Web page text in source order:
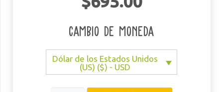
Cambio de moneda
Dólar de los Estados Unidos
(US) ($) - USD